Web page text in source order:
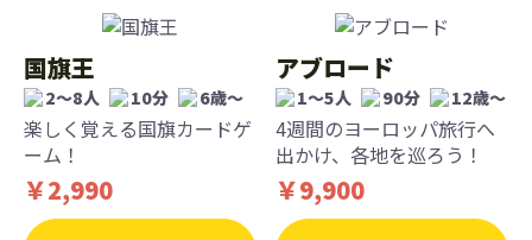
国旗王
2〜8人 10分 6歳〜
楽しく覚える国旗カードゲ
ーム！
￥2,990
アブロード
1〜5人 90分 12歳〜
4週間のヨーロッパ旅行へ
出かけ、各地を巡ろう！
￥9,900